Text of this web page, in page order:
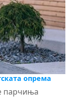
опрема
парчиња